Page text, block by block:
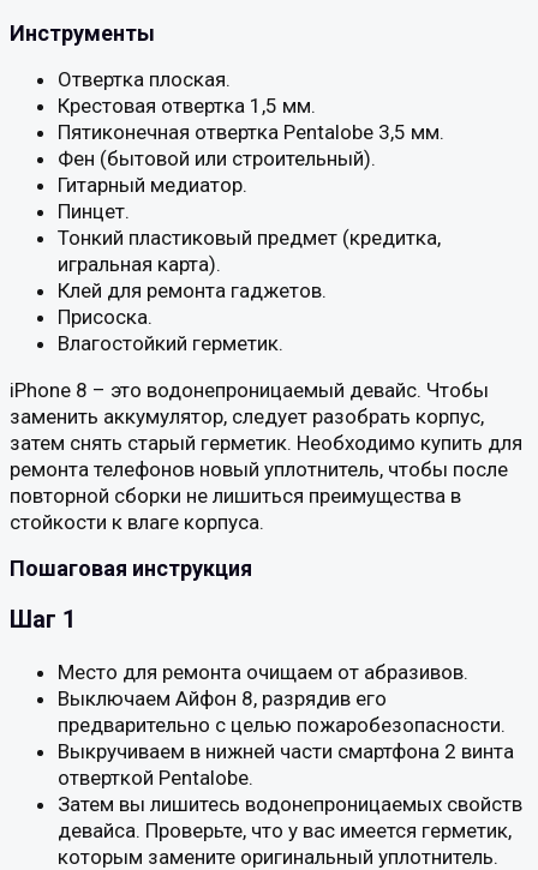
Инструменты
Отвертка плоская.
Крестовая отвертка 1,5 мм.
Пятиконечная отвертка Pentalobe 3,5 мм.
Фен (бытовой или строительный).
Гитарный медиатор.
Пинцет.
Тонкий пластиковый предмет (кредитка,
игральная карта).
Клей для ремонта гаджетов.
Присоска.
Влагостойкий герметик.
iPhone 8 – это водонепроницаемый девайс. Чтобы
заменить аккумулятор, следует разобрать корпус,
затем снять старый герметик. Необходимо купить для
ремонта телефонов новый уплотнитель, чтобы после
повторной сборки не лишиться преимущества в
стойкости к влаге корпуса.
Пошаговая инструкция
Шаг 1
Место для ремонта очищаем от абразивов.
Выключаем Айфон 8, разрядив его
предварительно с целью пожаробезопасности.
Выкручиваем в нижней части смартфона 2 винта
отверткой Pentalobe.
Затем вы лишитесь водонепроницаемых свойств
девайса. Проверьте, что у вас имеется герметик,
которым замените оригинальный уплотнитель.